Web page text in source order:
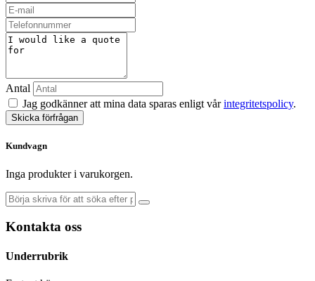
Antal
Jag godkänner att mina data sparas enligt vårintegritetspolicy.
Skicka förfrågan
Kundvagn
Inga produkter i varukorgen.
Kontakta oss
Underrubrik